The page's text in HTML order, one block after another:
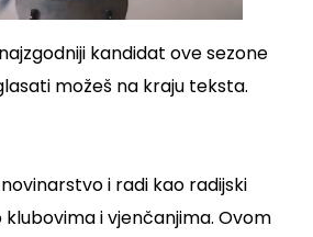
kandidat ove sezone
možeš na kraju teksta.
i radi kao radijski
i vjenčanjima. Ovom